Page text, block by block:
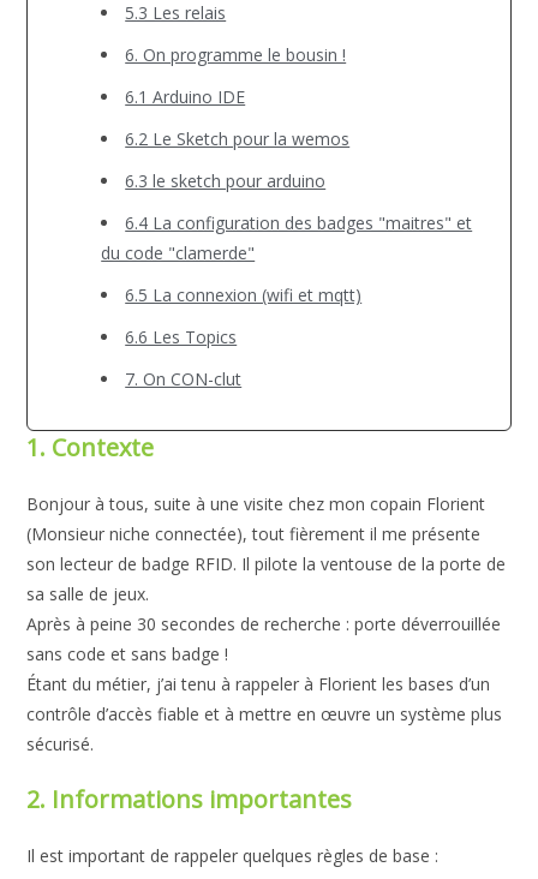
5.3 Les relais
6. On programme le bousin !
6.1 Arduino IDE
6.2 Le Sketch pour la wemos
6.3 le sketch pour arduino
6.4 La configuration des badges "maitres" et
du code "clamerde"
6.5 La connexion (wifi et mqtt)
6.6 Les Topics
7. On CON-clut
1. Contexte
Bonjour à tous, suite à une visite chez mon copain Florient
(Monsieur niche connectée), tout fièrement il me présente
son lecteur de badge RFID. Il pilote la ventouse de la porte de
sa salle de jeux.
Après à peine 30 secondes de recherche : porte déverrouillée
sans code et sans badge !
Étant du métier, j’ai tenu à rappeler à Florient les bases d’un
contrôle d’accès fiable et à mettre en œuvre un système plus
sécurisé.
2. Informations importantes
Il est important de rappeler quelques règles de base :